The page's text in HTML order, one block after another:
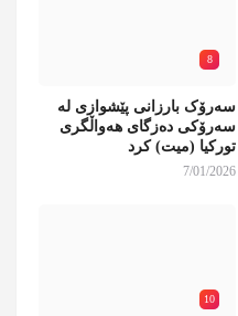
8
سەرۆک بارزانی پێشوازی لە
سەرۆکی دەزگای هەواڵگری
تورکیا (میت) کرد
7/01/2026
10